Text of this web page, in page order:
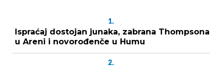
1.
Ispraćaj dostojan junaka, zabrana Thompsona
u Areni i novorođenče u Humu
2.